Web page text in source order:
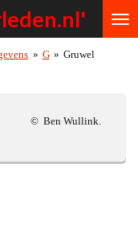
» G » Gruwel
© Ben Wullink.